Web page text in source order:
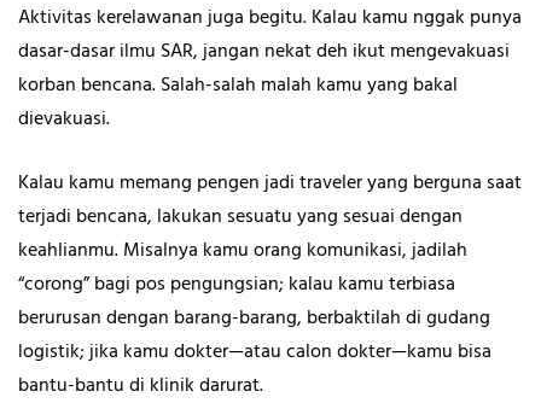
Aktivitas kerelawanan juga begitu. Kalau kamu nggak punya
dasar-dasar ilmu SAR, jangan nekat deh ikut mengevakuasi
korban bencana. Salah-salah malah kamu yang bakal
dievakuasi.
Kalau kamu memang pengen jadi traveler yang berguna saat
terjadi bencana, lakukan sesuatu yang sesuai dengan
keahlianmu. Misalnya kamu orang komunikasi, jadilah
“corong” bagi pos pengungsian; kalau kamu terbiasa
berurusan dengan barang-barang, berbaktilah di gudang
logistik; jika kamu dokter—atau calon dokter—kamu bisa
bantu-bantu di klinik darurat.